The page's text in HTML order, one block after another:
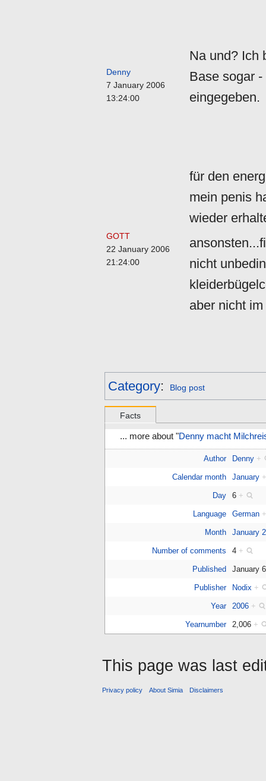
Denny
7 January 2006
13:24:00
Na und? Ich
Base sogar
eingegeben.
GOTT
22 January 2006
21:24:00
für den
mein penis
wieder
nicht
aber nicht
Category: Blog post
Facts
... more about "Denny macht
Author Denny +
Calendar month January
Day 6 +
Language German
Month January
Number of comments 4 +
Published January
Publisher Nodix +
Year 2006 +
Yearnumber 2,006 +
This page was last
Privacy policy About Simia Disclaimers